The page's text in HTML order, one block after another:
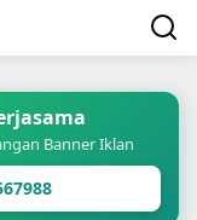
Banner Iklan